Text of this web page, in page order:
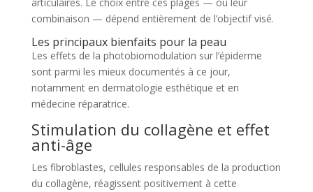
articulaires. Le choix entre ces plages — ou leur
combinaison — dépend entièrement de l’objectif visé.
Les principaux bienfaits pour la peau
Les effets de la photobiomodulation sur l’épiderme
sont parmi les mieux documentés à ce jour,
notamment en dermatologie esthétique et en
médecine réparatrice.
Stimulation du collagène et effet
anti-âge
Les fibroblastes, cellules responsables de la production
du collagène, réagissent positivement à cette